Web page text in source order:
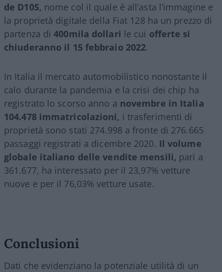
de D10S, nome col il quale è all’asta l’immagine e
la proprietà digitale della Fiat 128 ha un prezzo di
partenza di400mila dollari le cui offerte si
chiuderanno il 15 febbraio 2022.
In Italia il mercato automobilistico nonostante il
calo durante la pandemia e la crisi dei chip ha
registrato lo scorso anno a novembre in Italia
104.478 immatricolazioni, i trasferimenti di
proprietà sono stati 274.998 a fronte di 276.665
passaggi registrati a dicembre 2020. Il volume
globale italiano delle vendite mensili, pari a
361.677, ha interessato per il 23,97% vetture
nuove e per il 76,03% vetture usate.
Conclusioni
Dati che evidenziano la potenziale utilità di un